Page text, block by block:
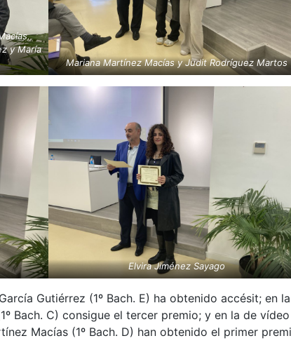
y María
Mariana Martínez Macías y Judit Rodríguez Martos
Elvira Jiménez Sayago
Gutiérrez (1º Bach. E) ha obtenido accésit; en la
Bach. C) consigue el tercer premio; y en la de vídeo
Macías (1º Bach. D) han obtenido el primer